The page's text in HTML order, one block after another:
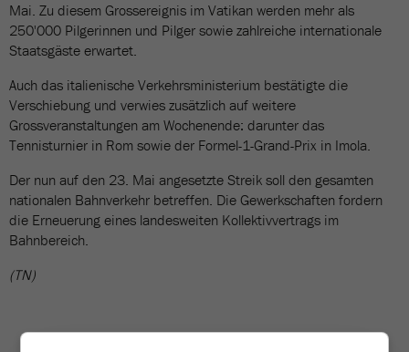
Mai. Zu diesem Grossereignis im Vatikan werden mehr als
250'000 Pilgerinnen und Pilger sowie zahlreiche internationale
Staatsgäste erwartet.
Auch das italienische Verkehrsministerium bestätigte die
Verschiebung und verwies zusätzlich auf weitere
Grossveranstaltungen am Wochenende: darunter das
Tennisturnier in Rom sowie der Formel-1-Grand-Prix in Imola.
Der nun auf den 23. Mai angesetzte Streik soll den gesamten
nationalen Bahnverkehr betreffen. Die Gewerkschaften fordern
die Erneuerung eines landesweiten Kollektivvertrags im
Bahnbereich.
(TN)